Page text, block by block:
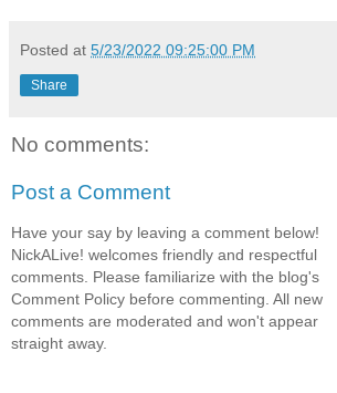
Posted at 5/23/2022 09:25:00 PM
Share
No comments:
Post a Comment
Have your say by leaving a comment below!
NickALive! welcomes friendly and respectful
comments. Please familiarize with the blog's
Comment Policy before commenting. All new
comments are moderated and won't appear
straight away.